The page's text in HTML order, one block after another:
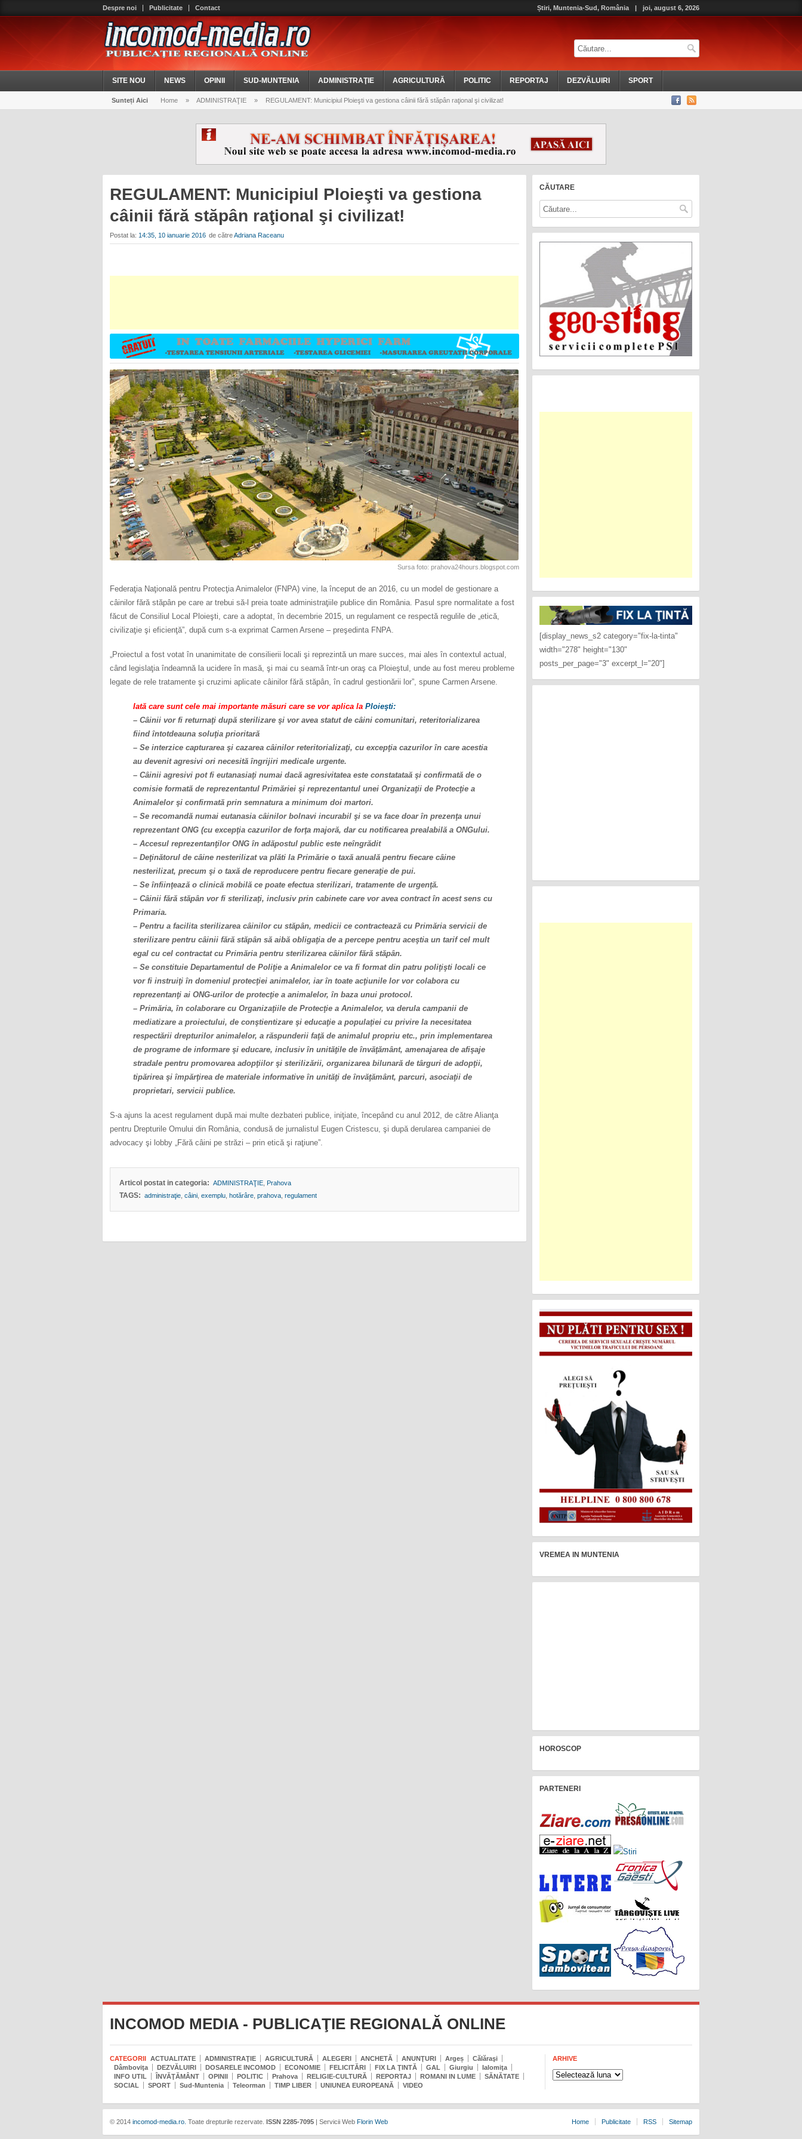
Despre noi Publicitate Contact Știri, Muntenia-Sud, România | joi, august 6, 2026
SITE NOU NEWS OPINII SUD-MUNTENIA ADMINISTRAŢIE AGRICULTURĂ POLITIC REPORTAJ DEZVĂLUIRI SPORT
Sunteți Aici Home » ADMINISTRAŢIE » REGULAMENT: Municipiul Ploieşti va gestiona câinii fără stăpân raţional şi civilizat!
REGULAMENT: Municipiul Ploieşti va gestiona
câinii fără stăpân raţional şi civilizat!
Postat la: 14:35, 10 ianuarie 2016 de cătreAdriana Raceanu
Sursa foto: prahova24hours.blogspot.com
Federaţia Naţională pentru Protecţia Animalelor (FNPA) vine, la început de an 2016, cu un model de gestionare a
câinilor fără stăpân pe care ar trebui să-l preia toate administraţiile publice din România. Pasul spre normalitate a fost
făcut de Consiliul Local Ploieşti, care a adoptat, în decembrie 2015, un regulament ce respectă regulile de „etică,
civilizaţie şi eficienţă”, după cum s-a exprimat Carmen Arsene – preşedinta FNPA.
„Proiectul a fost votat în unanimitate de consilierii locali şi reprezintă un mare succes, mai ales în contextul actual,
când legislaţia îndeamnă la ucidere în masă, şi mai cu seamă într-un oraş ca Ploieştul, unde au fost mereu probleme
legate de rele tratamente şi cruzimi aplicate câinilor fără stăpân, în cadrul gestionării lor”, spune Carmen Arsene.
Iată care sunt cele mai importante măsuri care se vor aplica la Ploieşti:
– Câinii vor fi returnaţi după sterilizare şi vor avea statut de câini comunitari, reteritorializarea
fiind întotdeauna soluţia prioritară
– Se interzice capturarea şi cazarea câinilor reteritorializaţi, cu excepţia cazurilor în care acestia
au devenit agresivi ori necesită îngrijiri medicale urgente.
– Câinii agresivi pot fi eutanasiaţi numai dacă agresivitatea este constatataă şi confirmată de o
comisie formată de reprezentantul Primăriei şi reprezentantul unei Organizaţii de Protecţie a
Animalelor şi confirmată prin semnatura a minimum doi martori.
– Se recomandă numai eutanasia câinilor bolnavi incurabil şi se va face doar în prezenţa unui
reprezentant ONG (cu excepţia cazurilor de forţa majoră, dar cu notificarea prealabilă a ONGului.
– Accesul reprezentanţilor ONG în adăpostul public este neîngrădit
– Deţinătorul de câine nesterilizat va plăti la Primărie o taxă anuală pentru fiecare câine
nesterilizat, precum şi o taxă de reproducere pentru fiecare generaţie de pui.
– Se înfiinţează o clinică mobilă ce poate efectua sterilizari, tratamente de urgenţă.
– Câinii fără stăpân vor fi sterilizaţi, inclusiv prin cabinete care vor avea contract în acest sens cu
Primaria.
– Pentru a facilita sterilizarea câinilor cu stăpân, medicii ce contractează cu Primăria servicii de
sterilizare pentru câinii fără stăpân să aibă obligaţia de a percepe pentru aceştia un tarif cel mult
egal cu cel contractat cu Primăria pentru sterilizarea câinilor fără stăpân.
– Se constituie Departamentul de Poliţie a Animalelor ce va fi format din patru poliţişti locali ce
vor fi instruiţi în domeniul protecţiei animalelor, iar în toate acţiunile lor vor colabora cu
reprezentanţi ai ONG-urilor de protecţie a animalelor, în baza unui protocol.
– Primăria, în colaborare cu Organizaţiile de Protecţie a Animalelor, va derula campanii de
mediatizare a proiectului, de conştientizare şi educaţie a populaţiei cu privire la necesitatea
respectării drepturilor animalelor, a răspunderii faţă de animalul propriu etc., prin implementarea
de programe de informare şi educare, inclusiv în unităţile de învăţământ, amenajarea de afişaje
stradale pentru promovarea adopţiilor şi sterilizării, organizarea bilunară de târguri de adopţii,
tipărirea şi împărţirea de materiale informative în unităţi de învăţământ, parcuri, asociaţii de
proprietari, servicii publice.
S-a ajuns la acest regulament după mai multe dezbateri publice, iniţiate, începând cu anul 2012, de către Alianţa
pentru Drepturile Omului din România, condusă de jurnalistul Eugen Cristescu, şi după derularea campaniei de
advocacy şi lobby „Fără câini pe străzi – prin etică şi raţiune”.
Articol postat in categoria: ADMINISTRAŢIE Prahova
TAGS: administraţie câini exemplu hotărâre prahova regulament
CĂUTARE
[display_news_s2 category="fix-la-tinta"
width="278" height="130"
posts_per_page="3" excerpt_l="20"]
VREMEA IN MUNTENIA
HOROSCOP
PARTENERI
INCOMOD MEDIA - PUBLICAŢIE REGIONALĂ ONLINE
CATEGORII ACTUALITATE ADMINISTRAŢIE AGRICULTURĂ ALEGERI ANCHETĂ ANUNŢURI Argeș
Călăraşi
Dâmboviţa
DEZVĂLUIRI DOSARELE INCOMOD ECONOMIE FELICITĂRI FIX LA ŢINTĂ GAL Giurgiu
Ialomiţa
INFO UTIL
ÎNVĂŢĂMÂNT OPINII POLITIC Prahova RELIGIE-CULTURĂ REPORTAJ ROMANI IN LUME
SĂNĂTATE
SOCIAL
SPORT Sud-Muntenia Teleorman TIMP LIBER UNIUNEA EUROPEANĂ VIDEO
ARHIVE
Arhive
© 2014 incomod-media.ro. Toate drepturile rezervate. ISSN 2285-7095 | Servicii Web Florin Web Home Publicitate RSS Sitemap